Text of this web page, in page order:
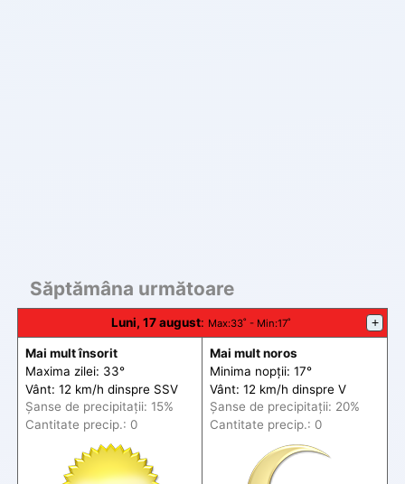
Săptămâna următoare
Luni, 17 august: Max:33˚ - Min:17˚ +
Mai mult însorit
Maxima zilei: 33°
Vânt: 12 km/h dinspre SSV
Șanse de precipitații: 15%
Cantitate precip.: 0
Mai mult noros
Minima nopții: 17°
Vânt: 12 km/h dinspre V
Șanse de precipitații: 20%
Cantitate precip.: 0